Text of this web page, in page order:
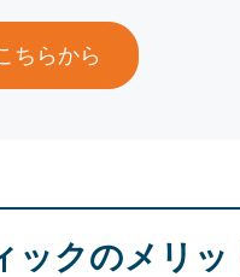
ちらから
ックのメリッ